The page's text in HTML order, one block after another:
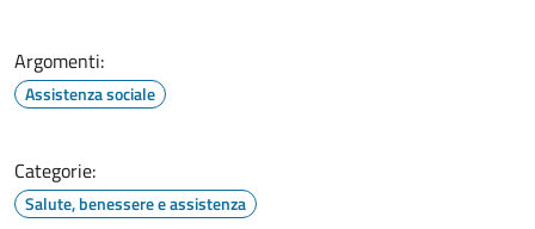
Argomenti:
Assistenza sociale
Categorie:
Salute, benessere e assistenza